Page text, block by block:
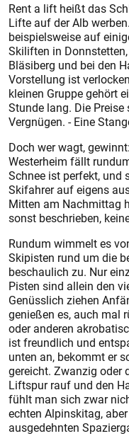
Rent a lift heißt das
Lifte auf der Alb
beispielsweise auf
Skiliften in
Bläsiberg und bei den
Vorstellung ist
kleinen Gruppe gehört
Stunde lang. Die
Vergnügen. - Eine
Doch wer wagt,
Westerheim fällt
Schnee ist perfekt, und
Skifahrer auf eigens
Mitten am Nachmittag
sonst beschrieben,
Rundum wimmelt es
Skipisten rund um die
beschaulich zu. Nur
Pisten sind allein den
Genüsslich ziehen
genießen es, auch mal
oder anderen
ist freundlich und
unten an, bekommt er
gereicht. Zwanzig oder
Liftspur rauf und den
fühlt man sich zwar
echten Alpinskitag,
ausgedehnten